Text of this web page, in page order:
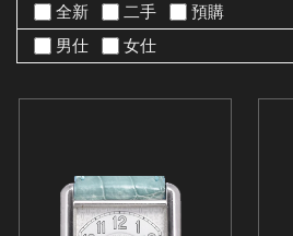
全新
二手
預購
男仕
女仕